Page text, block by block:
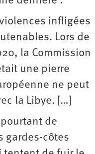
infligées
Lors de
la Commission
une pierre
ne peut
la Libye. […]
de
gardes-côtes